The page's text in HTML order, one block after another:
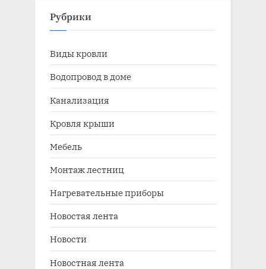
Рубрики
Виды кровли
Водопровод в доме
Канализация
Кровля крыши
Мебель
Монтаж лестниц
Нагревательные приборы
Новостая лента
Новости
Новостная лента